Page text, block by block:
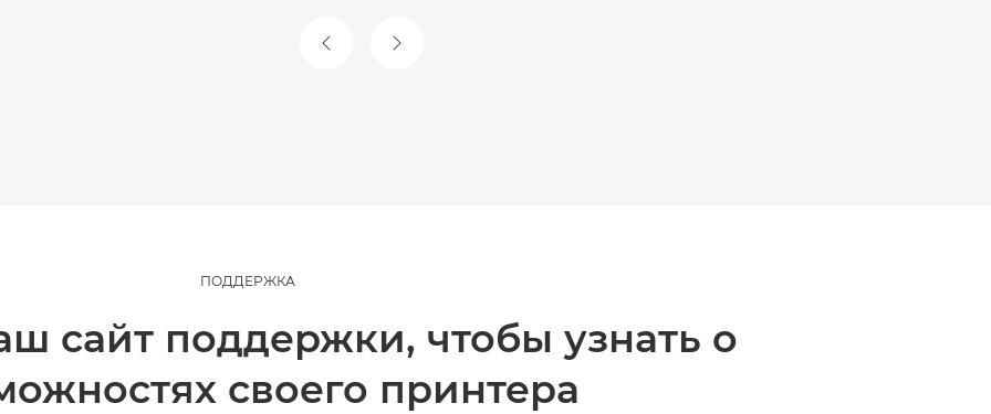
ПРЕДЫДУЩИЙ СЛАЙД
СЛЕДУЮЩИЙ СЛАЙД
ПОДДЕРЖКА
сайт поддержки, чтобы узнать о
своего принтера